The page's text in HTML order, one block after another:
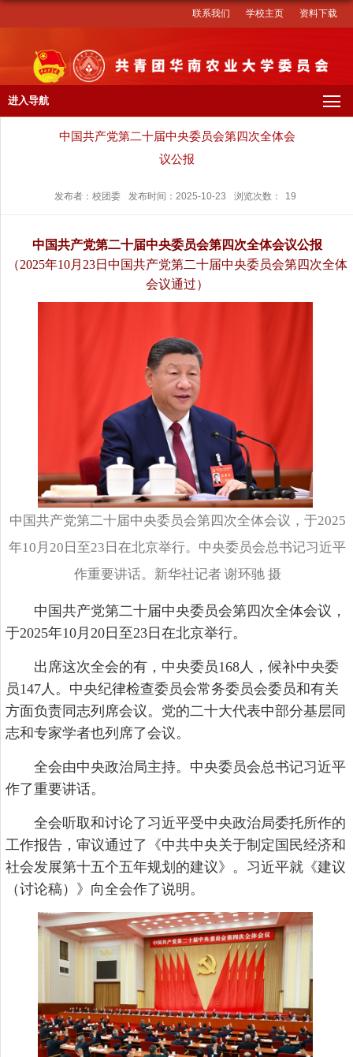
资料下载
学校主页
联系我们
进入导航
中国共产党第二十届中央委员会第四次全体会
议公报
发布者：校团委 发布时间：2025-10-23 浏览次数： 19
中国共产党第二十届中央委员会第四次全体会议公报
（2025年10月23日中国共产党第二十届中央委员会第四次全体
会议通过）
中国共产党第二十届中央委员会第四次全体会议，于2025
年10月20日至23日在北京举行。中央委员会总书记习近平
作重要讲话。新华社记者 谢环驰 摄
中国共产党第二十届中央委员会第四次全体会议，
于2025年10月20日至23日在北京举行。
出席这次全会的有，中央委员168人，候补中央委
员147人。中央纪律检查委员会常务委员会委员和有关
方面负责同志列席会议。党的二十大代表中部分基层同
志和专家学者也列席了会议。
全会由中央政治局主持。中央委员会总书记习近平
作了重要讲话。
全会听取和讨论了习近平受中央政治局委托所作的
工作报告，审议通过了《中共中央关于制定国民经济和
社会发展第十五个五年规划的建议》。习近平就《建议
（讨论稿）》向全会作了说明。